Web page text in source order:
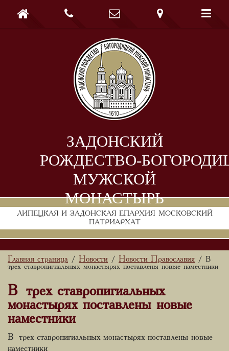
ЗАДОНСКИЙ
РОЖДЕСТВО-
МУЖСКОЙ
МОНАСТЫРЬ
ЛИПЕЦКАЯ И ЗАДОНСКАЯ ЕПАРХИЯ МОСКОВСКИЙ
ПАТРИАРХАТ
    
Главная страница / Новости / Новости Православия / В
трех ставропигиальных монастырях поставлены новые наместники
В трех ставропигиальных
монастырях поставлены новые
наместники
В трех ставропигиальных монастырях поставлены новые
наместники